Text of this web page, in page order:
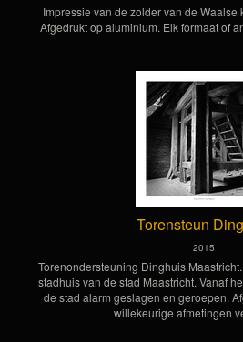
Impressie van de zolder van de Waalse
Afgedrukt op aluminium. Elk formaat of
Torensteun
2015
Torenondersteuning Dinghuis
stadhuis van de stad Maastricht. Vanaf
de stad alarm geslagen en geroepen.
willekeurige afmetingen